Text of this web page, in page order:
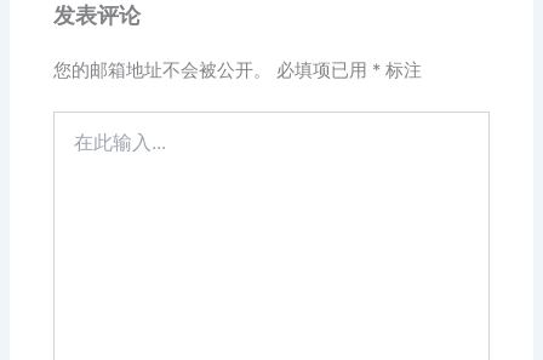
发表评论
您的邮箱地址不会被公开。 必填项已用 * 标注